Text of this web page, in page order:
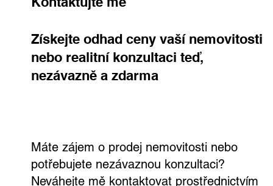
Získejte odhad ceny vaší nemovitosti
nebo realitní konzultaci teď,
Máte zájem o prodej nemovitosti nebo